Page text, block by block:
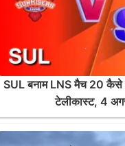
SUL बनाम LNS मैच 20 कैसे
टेलीकास्ट, 4